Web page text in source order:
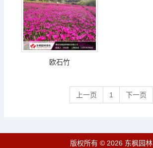
欧石竹
上一页 1 下一页
版权所有 © 2026 东枫园林